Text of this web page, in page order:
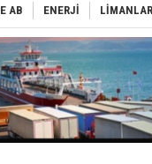
Karadeniz için ‘Çağrı’!
‘Sefer’ kararı!
100 yolcu, tahliye edildi
çıkan Tanker,
açıklama:
alevlere teslim oldu
işte buralara
EPOQ 36!
tekne yangını!
8 bin 500 gemi
AB ENERJİ LİMANLAR